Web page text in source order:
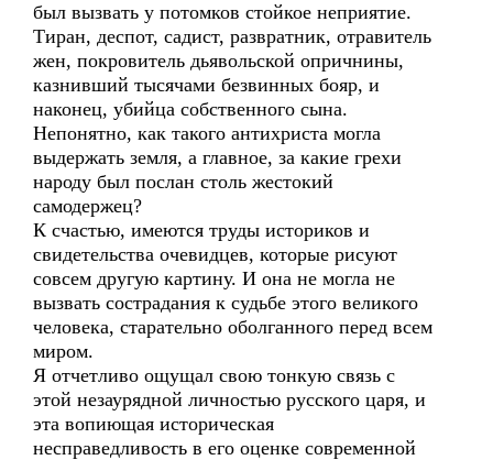
был вызвать у потомков стойкое неприятие.
Тиран, деспот, садист, развратник, отравитель
жен, покровитель дьявольской опричнины,
казнивший тысячами безвинных бояр, и
наконец, убийца собственного сына.
Непонятно, как такого антихриста могла
выдержать земля, а главное, за какие грехи
народу был послан столь жестокий
самодержец?
К счастью, имеются труды историков и
свидетельства очевидцев, которые рисуют
совсем другую картину. И она не могла не
вызвать сострадания к судьбе этого великого
человека, старательно оболганного перед всем
миром.
Я отчетливо ощущал свою тонкую связь с
этой незаурядной личностью русского царя, и
эта вопиющая историческая
несправедливость в его оценке современной